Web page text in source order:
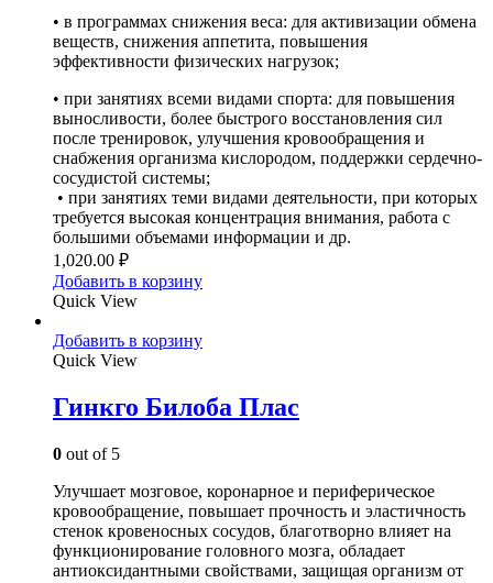
• в программах снижения веса: для активизации обмена
веществ, снижения аппетита, повышения
эффективности физических нагрузок;
• при занятиях всеми видами спорта: для повышения
выносливости, более быстрого восстановления сил
после тренировок, улучшения кровообращения и
снабжения организма кислородом, поддержки сердечно-
сосудистой системы;
• при занятиях теми видами деятельности, при которых
требуется высокая концентрация внимания, работа с
большими объемами информации и др.
1,020.00 ₽
Добавить в корзину
Quick View
Добавить в корзину
Quick View
Гинкго Билоба Плас
0 out of 5
Улучшает мозговое, коронарное и периферическое
кровообращение, повышает прочность и эластичность
стенок кровеносных сосудов, благотворно влияет на
функционирование головного мозга, обладает
антиоксидантными свойствами, защищая организм от